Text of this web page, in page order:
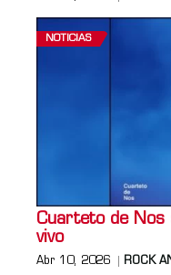
NOTICIAS
Cuarteto de
vivo
Abr 10, 2026 ROCK